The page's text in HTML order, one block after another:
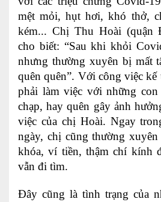
Gói quản lý mạn tính
Dịch vụ ưu đãi đặc biệt
Bác sĩ online - Tư vấn từ xa
Bác sĩ gia đình chăm sóc y tế 24/7
Nhà thuốc GPP
Dịch vụ Y tế Cơ quan – MEDI-
Dịch vụ Y tế gia đình – MEDI-HOME
Lấy mẫu xét nghiệm tại nhà
mệt mỏi, hụt hơi, khó thở,
kém... Chị Thu Hoài
cho biết: “Sau khi khỏi
nhưng thường xuyên bị mất
quên quên”. Với công việc
phải làm việc với những
chạp, hay quên gây ảnh
việc của chị Hoài. Ngay
ngày, chị cũng thường
khóa, ví tiền, thậm chí kính
vẫn đi tìm.
Đây cũng là tình trạng của